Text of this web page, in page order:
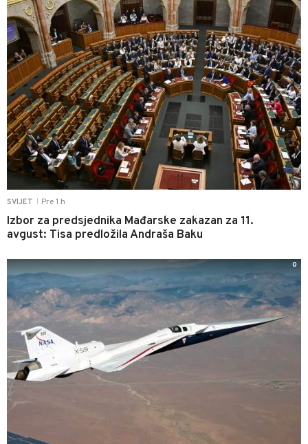
SVIJET Pre 1 h
Izbor za predsjednika Mađarske zakazan za 11.
avgust: Tisa predložila Andraša Baku
0